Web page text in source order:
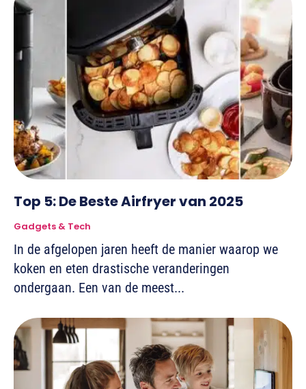
Top 5: De Beste Airfryer van 2025
Gadgets & Tech
In de afgelopen jaren heeft de manier waarop we
koken en eten drastische veranderingen
ondergaan. Een van de meest...